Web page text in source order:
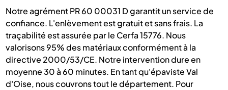
Notre agrément PR 60 00031 D garantit un service de
confiance. L'enlèvement est gratuit et sans frais. La
traçabilité est assurée par le Cerfa 15776. Nous
valorisons 95% des matériaux conformément à la
directive 2000/53/CE. Notre intervention dure en
moyenne 30 à 60 minutes. En tant qu'épaviste Val
d'Oise, nous couvrons tout le département. Pour